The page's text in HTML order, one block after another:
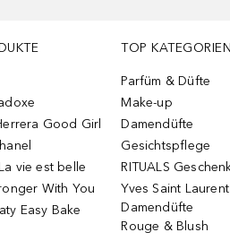
Good Girl
vie est belle
With You
Easy Bake
TOP KATEGORIEN
Parfüm & Düfte
Make-up
Damendüfte
Gesichtspflege
RITUALS
Yves Saint Laurent
Damendüfte
Rouge & Blush